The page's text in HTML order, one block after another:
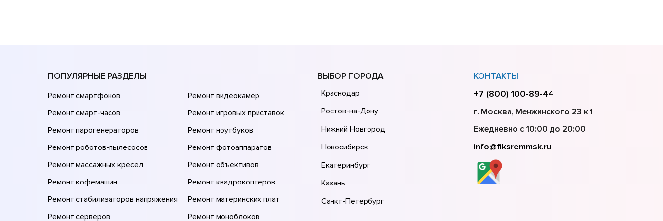
ПОПУЛЯРНЫЕ РАЗДЕЛЫ
Ремонт смартфонов
Ремонт смарт-часов
Ремонт парогенераторов
Ремонт роботов-пылесосов
Ремонт массажных кресел
Ремонт кофемашин
Ремонт стабилизаторов напряжения
Ремонт серверов
Ремонт видеокамер
Ремонт игровых приставок
Ремонт ноутбуков
Ремонт фотоаппаратов
Ремонт объективов
Ремонт квадрокоптеров
Ремонт материнских плат
Ремонт моноблоков
ВЫБОР ГОРОДА
Краснодар
Ростов-на-Дону
Нижний Новгород
Новосибирск
Екатеринбург
Казань
Санкт-Петербург
КОНТАКТЫ
+7 (800) 100-89-44
г. Москва, Менжинского 23 к 1
Ежедневно с 10:00 до 20:00
info@fiksremmsk.ru